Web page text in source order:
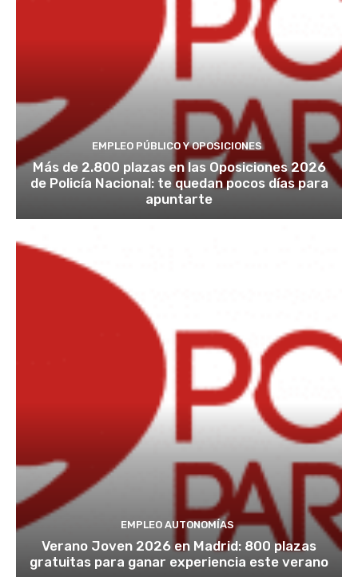
EMPLEO PÚBLICO Y OPOSICIONES
Más de 2.800 plazas en las Oposiciones 2026
de Policía Nacional: te quedan pocos días para
apuntarte
EMPLEO AUTONOMÍAS
Verano Joven 2026 en Madrid: 800 plazas
gratuitas para ganar experiencia este verano